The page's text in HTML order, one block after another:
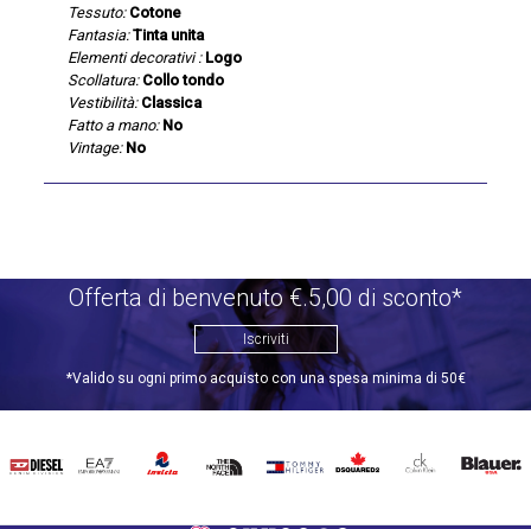
Tessuto: Cotone
Fantasia: Tinta unita
Elementi decorativi : Logo
Scollatura: Collo tondo
Vestibilità: Classica
Fatto a mano: No
Vintage: No
Offerta di benvenuto €.5,00 di sconto*
Iscriviti
*Valido su ogni primo acquisto con una spesa minima di 50€
DIESEL EA7 INVICTATHE
TOMMY
DSQUARED2
CALVIN BLAUER